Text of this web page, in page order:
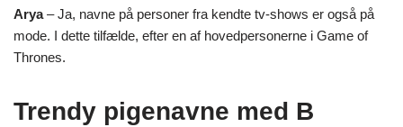
Arya– Ja, navne på personer fra kendte tv-shows er også på
mode. I dette tilfælde, efter en af hovedpersonerne i Game of
Thrones.
Trendy pigenavne med B